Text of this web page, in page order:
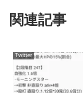
関連記事
Twitter